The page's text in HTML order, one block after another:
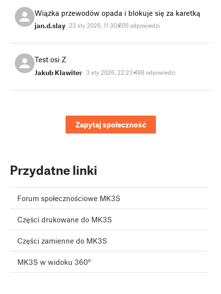
Wiązka przewodów opada i blokuje się za karetką
jan.d.slay 23 sty 2026, 11:30:205 odpowiedzi
Test osi Z
Jakub Klawiter 3 sty 2026, 22:23:488 odpowiedzi
Zapytaj społeczność
Przydatne linki
Forum społecznościowe MK3S
Części drukowane do MK3S
Części zamienne do MK3S
MK3S w widoku 360°